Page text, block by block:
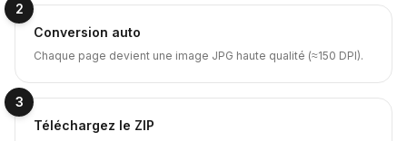
2
Conversion auto
Chaque page devient une image JPG haute qualité (≈150 DPI).
3
Téléchargez le ZIP